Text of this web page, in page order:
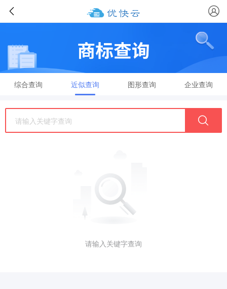
综合查询 近似查询 图形查询 企业查询
请输入关键字查询